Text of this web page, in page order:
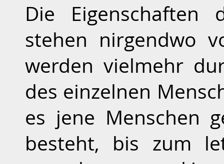
Die Eigenschaften
stehen nirgendwo
werden vielmehr
des einzelnen
es jene Menschen
besteht, bis zum